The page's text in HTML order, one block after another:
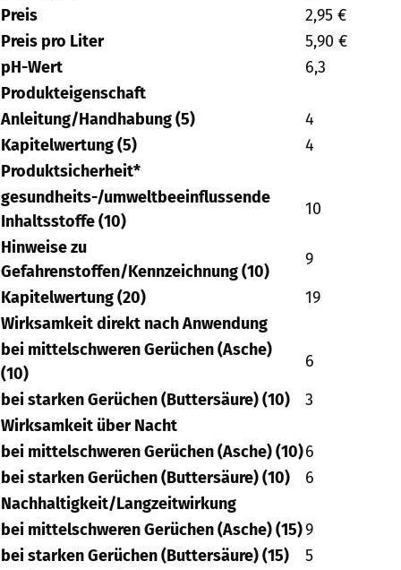
Preis
2,95 €
Preis pro Liter
5,90 €
pH-Wert
6,3
Produkteigenschaft
Anleitung/Handhabung (5)
4
Kapitelwertung (5)
4
Produktsicherheit*
gesundheits-/umweltbeeinflussende
Inhaltsstoffe (10)
10
Hinweise zu
Gefahrenstoffen/Kennzeichnung (10)
9
Kapitelwertung (20)
19
Wirksamkeit direkt nach Anwendung
bei mittelschweren Gerüchen (Asche)
(10)
6
bei starken Gerüchen (Buttersäure) (10)
3
Wirksamkeit über Nacht
bei mittelschweren Gerüchen (Asche) (10)6
bei starken Gerüchen (Buttersäure) (10)
6
Nachhaltigkeit/Langzeitwirkung
bei mittelschweren Gerüchen (Asche) (15)9
bei starken Gerüchen (Buttersäure) (15)
5